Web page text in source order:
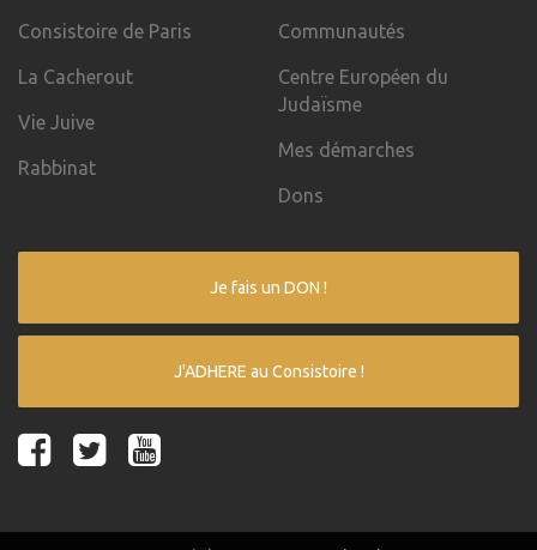
Consistoire de Paris
La Cacherout
Vie Juive
Rabbinat
Communautés
Centre Européen du
Judaïsme
Mes démarches
Dons
Je fais un DON !
J'ADHERE au Consistoire !